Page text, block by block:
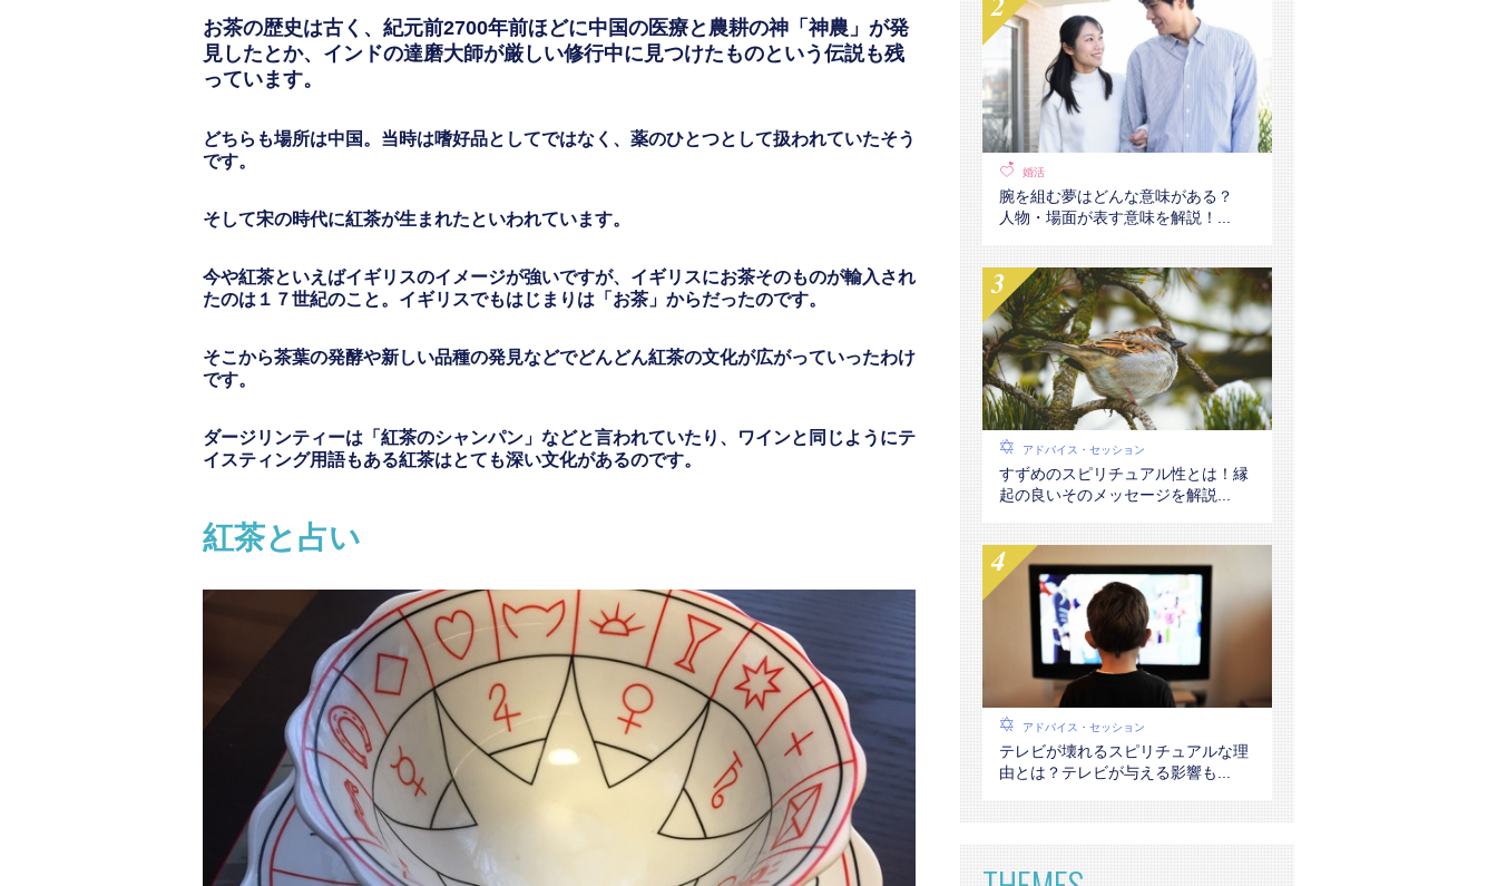
お茶の歴史は古く、紀元前2700年前ほどに中国の医療と農耕の神「神農」が発
見したとか、インドの達磨大師が厳しい修行中に見つけたものという伝説も残
っています。
どちらも場所は中国。当時は嗜好品としてではなく、薬のひとつとして扱われていたそう
です。
そして宋の時代に紅茶が生まれたといわれています。
今や紅茶といえばイギリスのイメージが強いですが、イギリスにお茶そのものが輸入され
たのは１７世紀のこと。イギリスでもはじまりは「お茶」からだったのです。
そこから茶葉の発酵や新しい品種の発見などでどんどん紅茶の文化が広がっていったわけ
です。
ダージリンティーは「紅茶のシャンパン」などと言われていたり、ワインと同じようにテ
イスティング用語もある紅茶はとても深い文化があるのです。
紅茶と占い
婚活
腕を組む夢はどんな意味がある？
人物・場面が表す意味を解説！...
アドバイス・セッション
すずめのスピリチュアル性とは！縁
起の良いそのメッセージを解説...
アドバイス・セッション
テレビが壊れるスピリチュアルな理
由とは？テレビが与える影響も...